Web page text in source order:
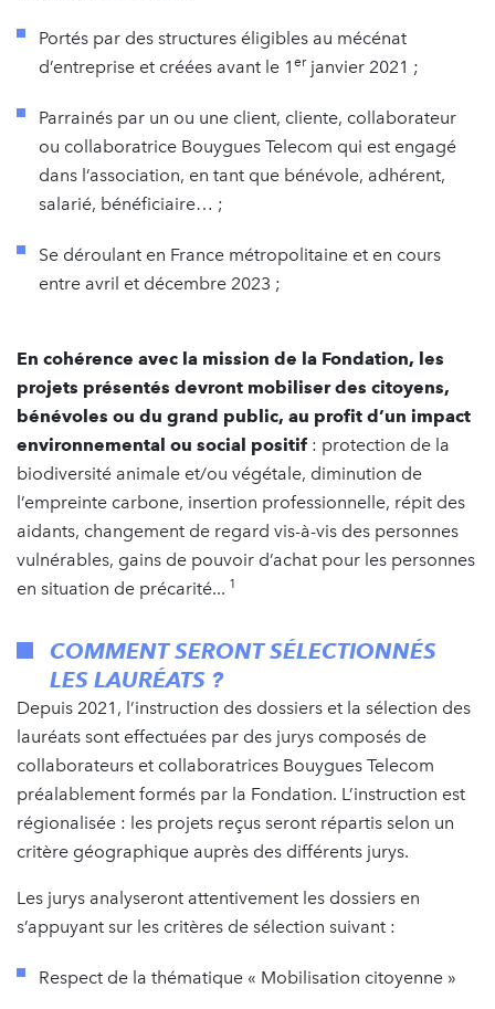
Portés par des structures éligibles au mécénat
d’entreprise et créées avant le 1 erjanvier 2021 ;
Parrainés par un ou une client, cliente, collaborateur
ou collaboratrice Bouygues Telecom qui est engagé
dans l’association, en tant que bénévole, adhérent,
salarié, bénéficiaire… ;
Se déroulant en France métropolitaine et en cours
entre avril et décembre 2023 ;
En cohérence avec la mission de la Fondation, les
projets présentés devront mobiliser des citoyens,
bénévoles ou du grand public, au profit d’un impact
environnemental ou social positif : protection de la
biodiversité animale et/ou végétale, diminution de
l’empreinte carbone, insertion professionnelle, répit des
aidants, changement de regard vis-à-vis des personnes
vulnérables, gains de pouvoir d’achat pour les personnes
en situation de précarité... 1
COMMENT SERONT SÉLECTIONNÉS
LES LAURÉATS ?
Depuis 2021, l’instruction des dossiers et la sélection des
lauréats sont effectuées par des jurys composés de
collaborateurs et collaboratrices Bouygues Telecom
préalablement formés par la Fondation. L’instruction est
régionalisée : les projets reçus seront répartis selon un
critère géographique auprès des différents jurys.
Les jurys analyseront attentivement les dossiers en
s’appuyant sur les critères de sélection suivant :
Respect de la thématique « Mobilisation citoyenne »